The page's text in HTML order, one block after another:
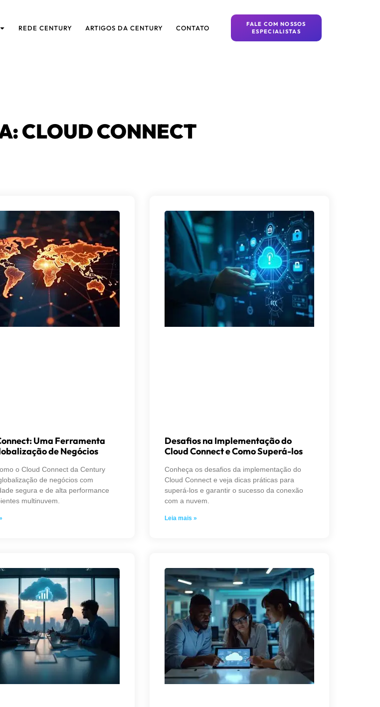
REDE CENTURY ARTIGOS DA CENTURY CONTATO
FALE COM NOSSOS
ESPECIALISTAS
CLOUD CONNECT
Uma Ferramenta
de Negócios
o Cloud Connect da Century
de negócios com
segura e de alta performance
multinuvem.
Desafios na Implementação do
Cloud Connect e Como Superá-los
Conheça os desafios da implementação do
Cloud Connect e veja dicas práticas para
superá-los e garantir o sucesso da conexão
com a nuvem.
Leia mais »